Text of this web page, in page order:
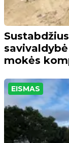
mokės
EISMAS